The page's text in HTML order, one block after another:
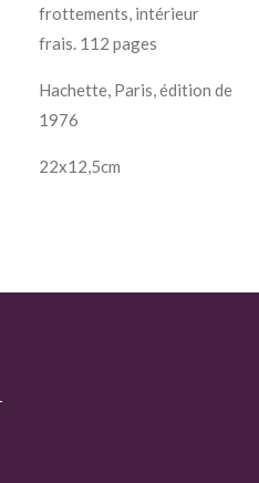
frottements, intérieur
frais. 112 pages
Hachette, Paris, édition de
1976
22x12,5cm